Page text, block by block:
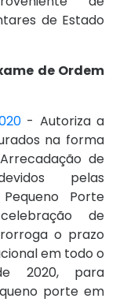
de Estado
de Ordem
- Autoriza a
na forma
de
pelas
Porte
de
o prazo
em todo o
2020, para
porte em